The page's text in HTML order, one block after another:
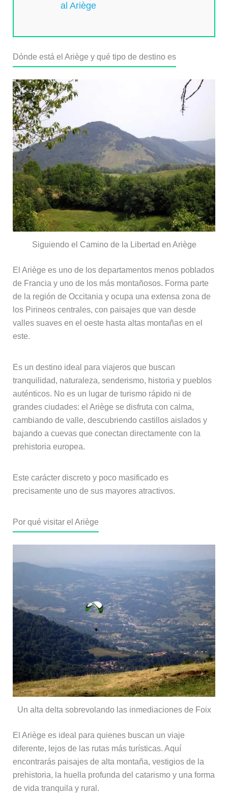
al Ariège
Dónde está el Ariège y qué tipo de destino es
Siguiendo el Camino de la Libertad en Ariège
El Ariège es uno de los departamentos menos poblados
de Francia y uno de los más montañosos. Forma parte
de la región de Occitania y ocupa una extensa zona de
los Pirineos centrales, con paisajes que van desde
valles suaves en el oeste hasta altas montañas en el
este.
Es un destino ideal para viajeros que buscan
tranquilidad, naturaleza, senderismo, historia y pueblos
auténticos. No es un lugar de turismo rápido ni de
grandes ciudades: el Ariège se disfruta con calma,
cambiando de valle, descubriendo castillos aislados y
bajando a cuevas que conectan directamente con la
prehistoria europea.
Este carácter discreto y poco masificado es
precisamente uno de sus mayores atractivos.
Por qué visitar el Ariège
Un alta delta sobrevolando las inmediaciones de Foix
El Ariège es ideal para quienes buscan un viaje
diferente, lejos de las rutas más turísticas. Aquí
encontrarás paisajes de alta montaña, vestigios de la
prehistoria, la huella profunda del catarismo y una forma
de vida tranquila y rural.